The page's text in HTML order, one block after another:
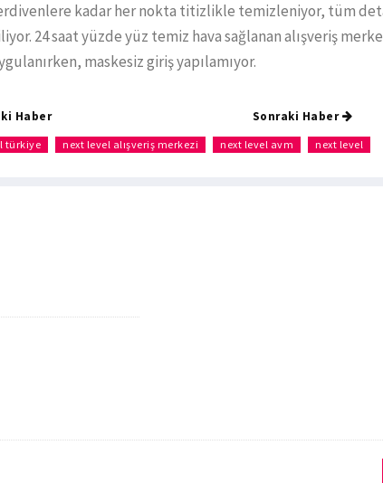
kadar her nokta titizlikle temizleniyor, tüm
24 saat yüzde yüz temiz hava sağlanan alışveriş
maskesiz giriş yapılamıyor.
Haber Sonraki Haber
türkiye next level alışveriş merkezi next level avm next level